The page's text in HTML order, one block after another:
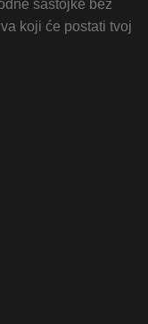
sastojke bez
koji će postati tvoj